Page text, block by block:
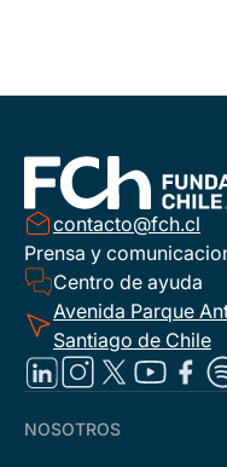
contacto@fch.cl
Prensa y
Centro de ayuda
Avenida Parque
Santiago de Chile
NOSOTROS